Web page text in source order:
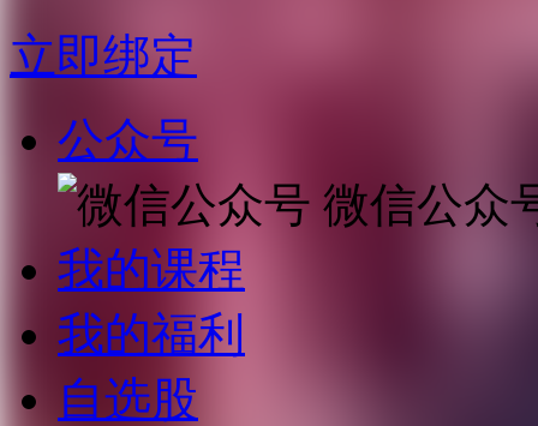
立即绑定
公众号
微信公众
我的课程
我的福利
自选股